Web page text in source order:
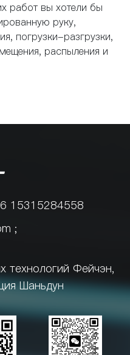
работ вы хотели бы
руку,
погрузки-разгрузки,
распыления и
15315284558
;
технологий Фейчэн,
Шаньдун